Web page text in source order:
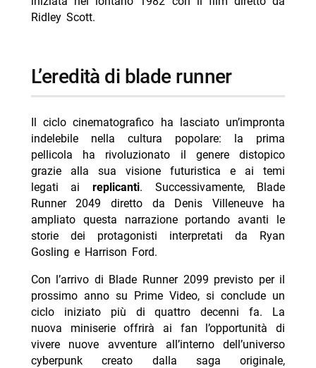
Ridley Scott.
l’eredità di blade runner
Il ciclo cinematografico ha lasciato un’impronta
indelebile nella cultura popolare: la prima
pellicola ha rivoluzionato il genere distopico
grazie alla sua visione futuristica e ai temi
legati ai replicanti. Successivamente, Blade
Runner 2049 diretto da Denis Villeneuve ha
ampliato questa narrazione portando avanti le
storie dei protagonisti interpretati da Ryan
Gosling e Harrison Ford.
Con l’arrivo di Blade Runner 2099 previsto per il
prossimo anno su Prime Video, si conclude un
ciclo iniziato più di quattro decenni fa. La
nuova miniserie offrirà ai fan l’opportunità di
vivere nuove avventure all’interno dell’universo
cyberpunk creato dalla saga originale,